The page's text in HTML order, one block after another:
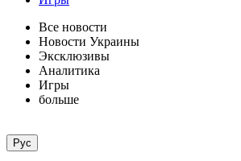
Все новости
Новости Украины
Эксклюзивы
Аналитика
Игры
больше
Рус